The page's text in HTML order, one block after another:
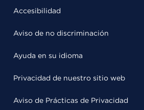
Accesibilidad
Aviso de no discriminación
Ayuda en su idioma
Privacidad de nuestro sitio web
Aviso de Prácticas de Privacidad